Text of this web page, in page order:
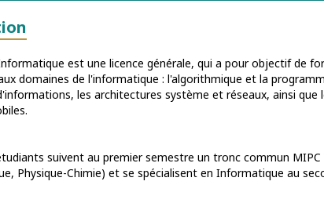
est une licence générale, qui a pour objectif de
domaines de l'informatique : l'algorithmique et la
les architectures système et réseaux, ainsi que
suivent au premier semestre un tronc commun
Physique-Chimie) et se spécialisent en Informatique au